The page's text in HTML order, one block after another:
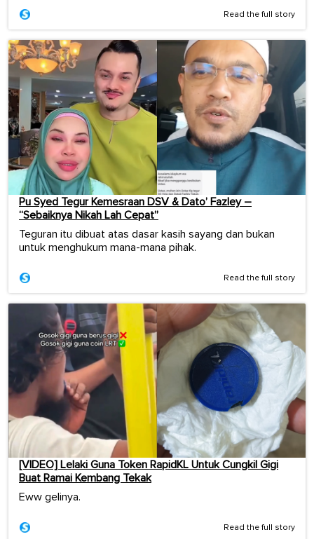
Read the full story
Pu Syed Tegur Kemesraan DSV & Dato’ Fazley –
“Sebaiknya Nikah Lah Cepat”
Teguran itu dibuat atas dasar kasih sayang dan bukan
untuk menghukum mana-mana pihak.
Read the full story
[VIDEO] Lelaki Guna Token RapidKL Untuk Cungkil Gigi
Buat Ramai Kembang Tekak
Eww gelinya.
Read the full story